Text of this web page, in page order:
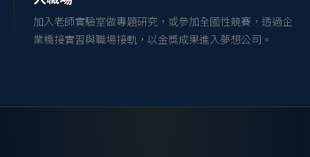
加入老師實驗室做專題研究，或參加全國性競賽，透過企
業橋接實習與職場接軌，以金獎成果進入夢想公司。